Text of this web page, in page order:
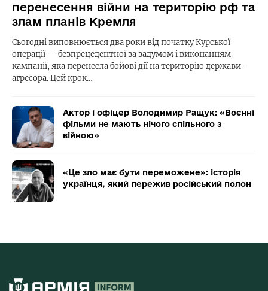
перенесення війни на територію рф та
злам планів Кремля
Сьогодні виповнюється два роки від початку Курської
операції — безпрецедентної за задумом і виконанням
кампанії, яка перенесла бойові дії на територію держави-
агресора. Цей крок…
Актор і офіцер Володимир Ращук: «Воєнні
фільми не мають нічого спільного з
війною»
«Це зло має бути переможене»: історія
українця, який пережив російський полон